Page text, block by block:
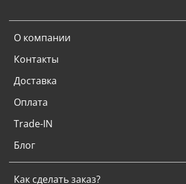
О компании
Контакты
Доставка
Оплата
Trade-IN
Блог
Как сделать заказ?